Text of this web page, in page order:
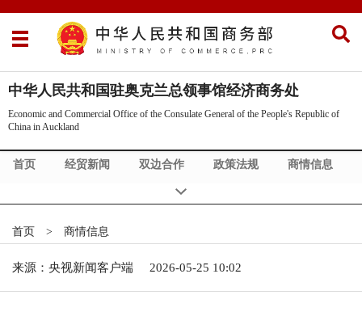
中华人民共和国驻奥克兰总领事馆经济商务处
Economic and Commercial Office of the Consulate General of the People's Republic of
China in Auckland
首页 经贸新闻 双边合作 政策法规 商情信息
Exhibition Info
领区介绍 经贸机构
Bilateral Cooperation China Law
首页 > 商情信息
来源：央视新闻客户端 2026-05-25 10:02